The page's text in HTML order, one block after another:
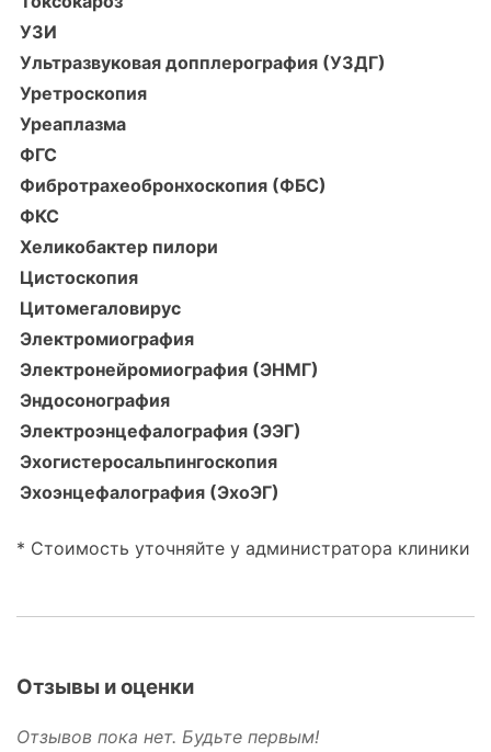
УЗИ
Ультразвуковая допплерография (УЗДГ)
Уретроскопия
Уреаплазма
ФГС
Фибротрахеобронхоскопия (ФБС)
ФКС
Хеликобактер пилори
Цистоскопия
Цитомегаловирус
Электромиография
Электронейромиография (ЭНМГ)
Эндосонография
Электроэнцефалография (ЭЭГ)
Эхогистеросальпингоскопия
Эхоэнцефалография (ЭхоЭГ)
* Стоимость уточняйте у администратора клиники
Отзывы и оценки
Отзывов пока нет. Будьте первым!